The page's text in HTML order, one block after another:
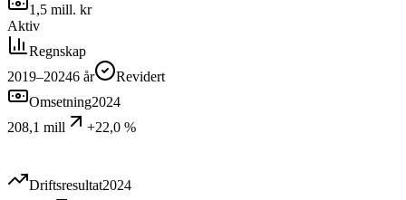
1,5 mill. kr
Aktiv
Regnskap
2019–20246 år
Revidert
Omsetning2024
208,1 mill
+22,0 %
Driftsresultat2024